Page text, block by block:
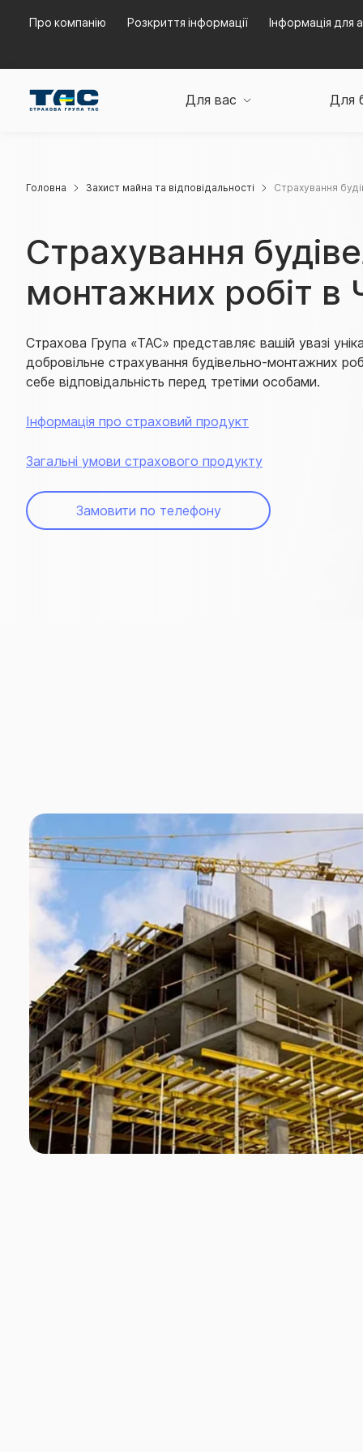
Про компанію Розкриття інформації Інформація для
Для вас Для
Головна Захист майна та відповідальності Страхування
Страхування
монтажних робіт в
Страхова Група «ТАС» представляє вашій увазі
добровільне страхування будівельно-монтажних
себе відповідальність перед третіми особами.
Інформація про страховий продукт
Загальні умови страхового продукту
Замовити по телефону